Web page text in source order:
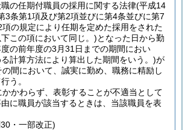
の任期付職員の採用に関する法律(平成14
3条第1項及び第2項並びに第4条並びに第7
の規定により任期を定めた採用をされた
この項において同じ。)となった日から勤
の前年度の3月31日までの期間におい
計算方法により算出した期間をいう。)が
間において、誠実に勤め、職務に精励し
う。
かかわらず、表彰することが不適当として
に職員が該当するときは、当該職員を表
・一部改正)